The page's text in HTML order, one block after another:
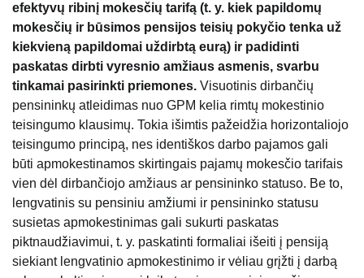
efektyvų ribinį mokesčių tarifą (t. y. kiek papildomų
mokesčių ir būsimos pensijos teisių pokyčio tenka už
kiekvieną papildomai uždirbtą eurą) ir padidinti
paskatas dirbti vyresnio amžiaus asmenis, svarbu
tinkamai pasirinkti priemones. Visuotinis dirbančių
pensininkų atleidimas nuo GPM kelia rimtų mokestinio
teisingumo klausimų. Tokia išimtis pažeidžia horizontaliojo
teisingumo principą, nes identiškos darbo pajamos gali
būti apmokestinamos skirtingais pajamų mokesčio tarifais
vien dėl dirbančiojo amžiaus ar pensininko statuso. Be to,
lengvatinis su pensiniu amžiumi ir pensininko statusu
susietas apmokestinimas gali sukurti paskatas
piktnaudžiavimui, t. y. paskatinti formaliai išeiti į pensiją
siekiant lengvatinio apmokestinimo ir vėliau grįžti į darbą